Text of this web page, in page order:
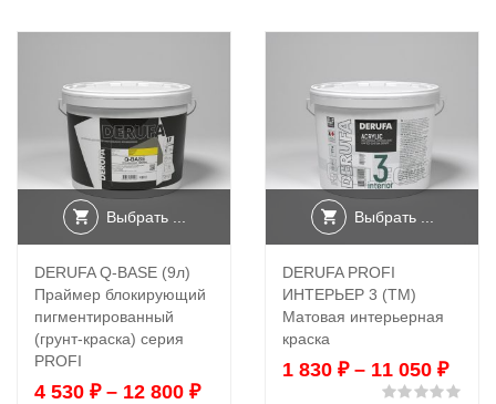
Выбрать ...
DERUFA Q-BASE (9л)
Праймер блокирующий
пигментированный
(грунт-краска) серия
PROFI
4 530 ₽– 12 800 ₽
Выбрать ...
DERUFA PROFI
ИНТЕРЬЕР 3 (TM)
Матовая интерьерная
краска
1 830 ₽– 11 050 ₽